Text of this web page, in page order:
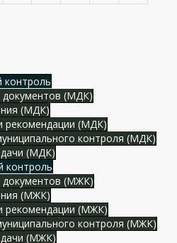
документов (МДК)
(МДК)
рекомендации (МДК)
контроля (МДК)
(МДК)
контроль
документов (МЖК)
(МЖК)
рекомендации (МЖК)
контроля (МЖК)
(МЖК)